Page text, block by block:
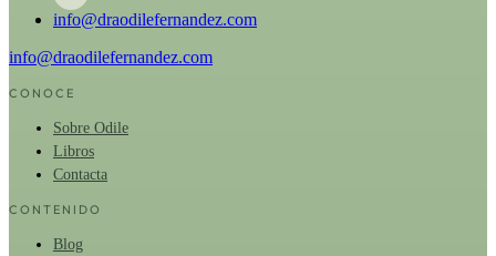
info@draodilefernandez.com
info@draodilefernandez.com
CONOCE
Sobre Odile
Libros
Contacta
CONTENIDO
Blog